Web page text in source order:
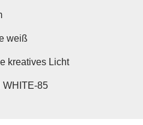
weiß
kreatives Licht
WHITE-85